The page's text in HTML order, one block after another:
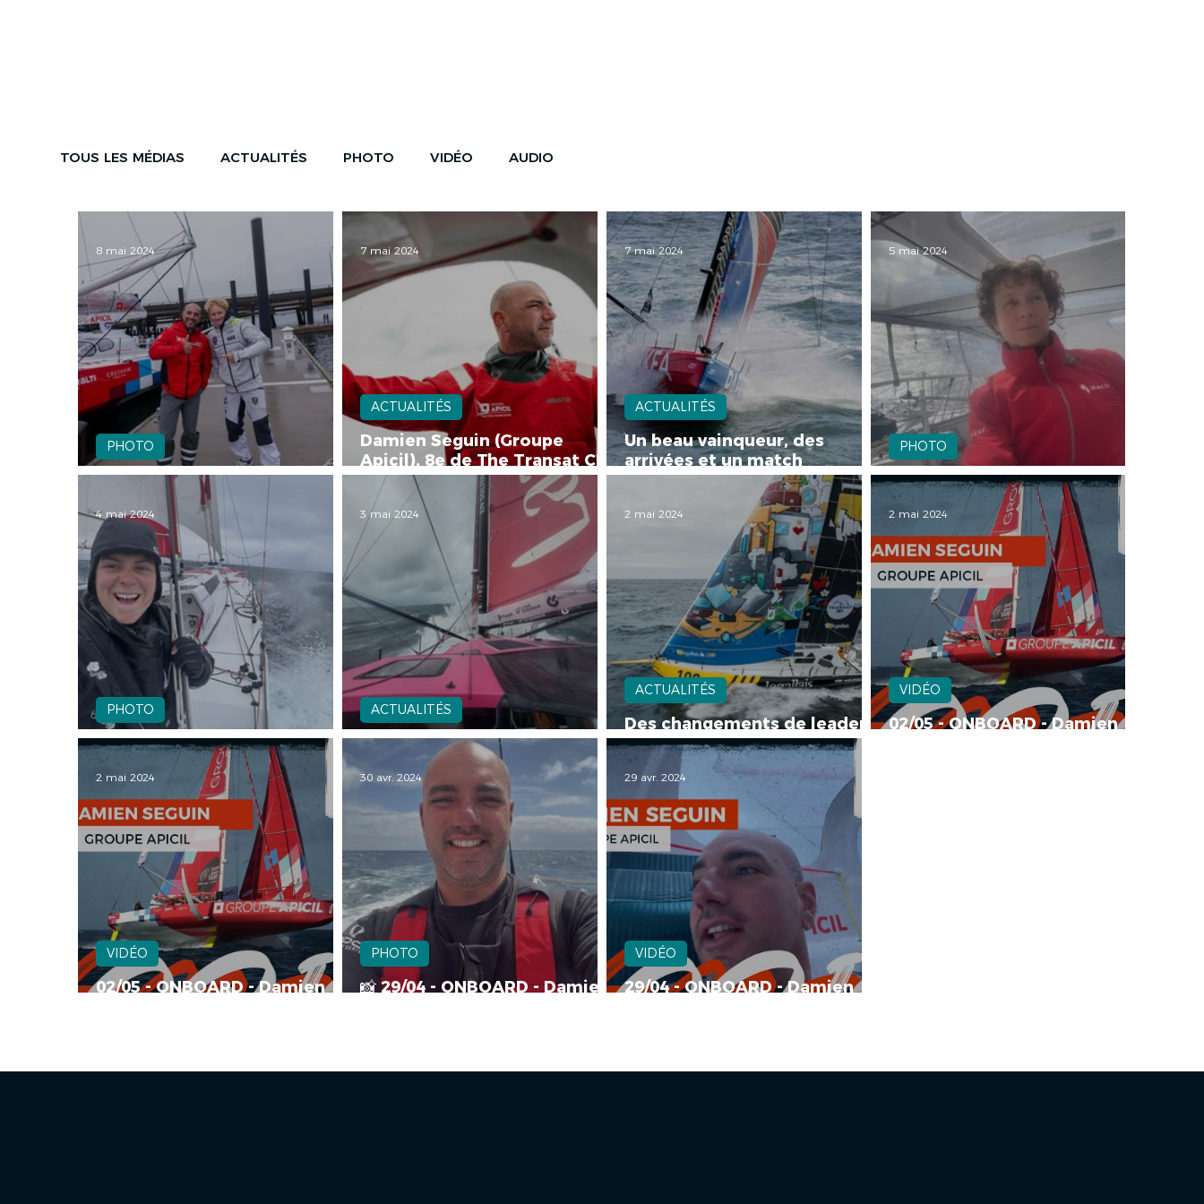
TOUS LES MÉDIAS ACTUALITÉS PHOTO VIDÉO AUDIO
📸 Photo de Damien Seguin
PHOTO
8 mai 2024
Damien Seguin (Groupe
Apicil), 8e de The Transat CIC
en IMOCA (avant jury)
ACTUALITÉS
7 mai 2024
Un beau vainqueur, des
arrivées et un match
toujours intense en mer
ACTUALITÉS
7 mai 2024
📸 photos du bord 05/05
PHOTO
5 mai 2024
📸 photos du bord 04/05
PHOTO
4 mai 2024
Rattrape-moi si tu peux !
ACTUALITÉS
3 mai 2024
Des changements de leaders
et (beaucoup) de suspense
ACTUALITÉS
2 mai 2024
02/05 - ONBOARD - Damien
VIDÉO
2 mai 2024
02/05 - ONBOARD - Damien
VIDÉO
2 mai 2024
📸 29/04 - ONBOARD - Damien
PHOTO
30 avr. 2024
29/04 - ONBOARD - Damien
VIDÉO
29 avr. 2024